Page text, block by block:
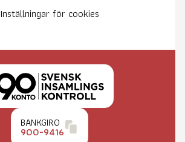
Inställningar för cookies
BANKGIRO
900-9416